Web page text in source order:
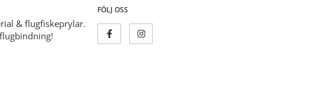
& flugfiskeprylar.
FÖLJ OSS